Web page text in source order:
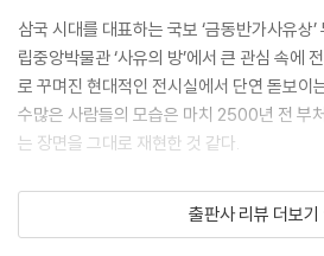
북위 시대와 불교
중국의 미륵 조각
중국에서의 미륵 사상
아육왕? 그렇다
10. 다시 국보 반가사유상
서울에 집중된 금동반가사유상
한반도 내 미륵 등장
삼국 시대를 대표하는 국보 ‘금동반가사유상
립중앙박물관 ‘사유의 방’에서 큰 관심 속에
로 꾸며진 현대적인 전시실에서 단연 돋보이
수많은 사람들의 모습은 마치 2500년 전 부
는 장면을 그대로 재현한 것 같다.
“꿈과 같은, 그러니까 현실 같지 않는 장면에
상을 바라보니, 두 분의 미소가 오늘따라 더
출판사 리뷰 더보기